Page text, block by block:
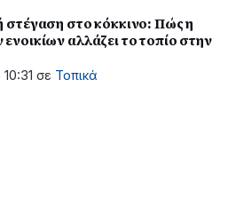
στέγαση στο κόκκινο: Πώς η
αλλάζει το τοπίο στην
σε Τοπικά